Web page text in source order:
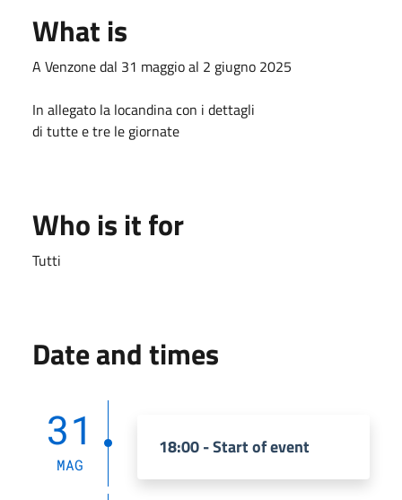
What is
A Venzone dal 31 maggio al 2 giugno 2025
In allegato la locandina con i dettagli
di tutte e tre le giornate
Who is it for
Tutti
Date and times
31
MAG
18:00 - Start of event